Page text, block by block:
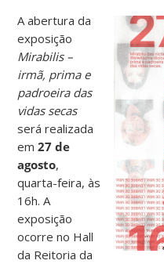
A abertura da
exposição
Mirabilis –
irmã, prima e
padroeira das
vidas secas
será realizada
em27 de
agosto,
quarta-feira, às
16h. A
exposição
ocorre no Hall
da Reitoria da